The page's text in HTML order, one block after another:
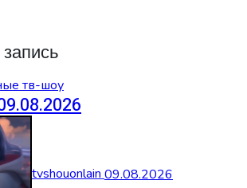
тв-шоу
tvshouonlain09.08.2026